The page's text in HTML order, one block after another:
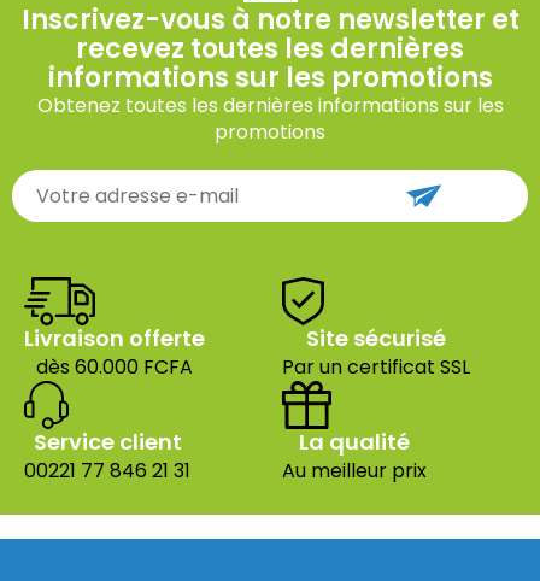
Inscrivez-vous à notre newsletter et
recevez toutes les dernières
informations sur les promotions
Obtenez toutes les dernières informations sur les
promotions
Livraison offerte
dès 60.000 FCFA
Site sécurisé
Par un certificat SSL
Service client
00221 77 846 21 31
La qualité
Au meilleur prix